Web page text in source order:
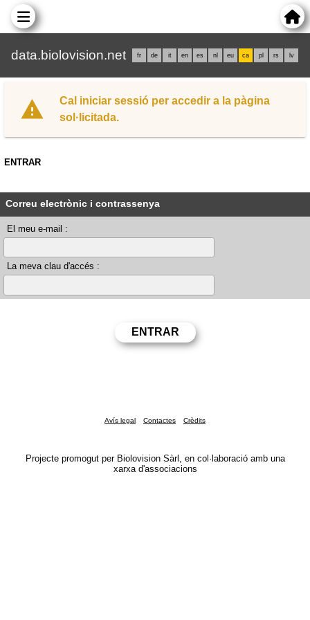
data.biolovision.net fr de it en es nl eu ca pl rs lv
Cal iniciar sessió per accedir a la pàgina
sol·licitada.
ENTRAR
Correu electrònic i contrassenya
El meu e-mail :
La meva clau d'accés :
Avís legal Contactes Crèdits
Projecte promogut per Biolovision Sàrl, en col·laboració amb una
xarxa d'associacions